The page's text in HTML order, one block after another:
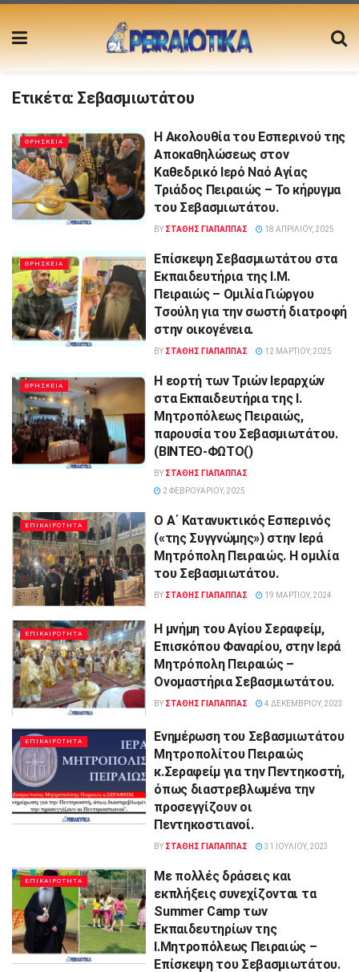
Ετικέτα: Σεβασμιωτάτου
ΘΡΗΣΚΕΙΑ
Η Ακολουθία του Εσπερινού της
Αποκαθηλώσεως στον
Καθεδρικό Ιερό Ναό Αγίας
Τριάδος Πειραιώς – Το κήρυγμα
του Σεβασμιωτάτου.
BY ΣΤΑΘΗΣ ΓΊΑΠΑΠΠΑΣ 18 ΑΠΡΙΛΊΟΥ, 2025
ΘΡΗΣΚΕΙΑ
Επίσκεψη Σεβασμιωτάτου στα
Εκπαιδευτήρια της Ι.Μ.
Πειραιώς – Ομιλία Γιώργου
Τσούλη για την σωστή διατροφή
στην οικογένεια.
BY ΣΤΑΘΗΣ ΓΊΑΠΑΠΠΑΣ 12 ΜΑΡΤΊΟΥ, 2025
ΘΡΗΣΚΕΙΑ
Η εορτή των Τριών Ιεραρχών
στα Εκπαιδευτήρια της Ι.
Μητροπόλεως Πειραιώς,
παρουσία του Σεβασμιωτάτου.
(ΒΙΝΤΕΟ-ΦΩΤΟ()
BY ΣΤΑΘΗΣ ΓΊΑΠΑΠΠΑΣ
2 ΦΕΒΡΟΥΑΡΊΟΥ, 2025
ΕΠΙΚΑΙΡΟΤΗΤΑ
Ο Α΄ Κατανυκτικός Εσπερινός
(«της Συγγνώμης») στην Ιερά
Μητρόπολη Πειραιώς. Η ομιλία
του Σεβασμιωτάτου.
BY ΣΤΑΘΗΣ ΓΊΑΠΑΠΠΑΣ 19 ΜΑΡΤΊΟΥ, 2024
ΕΠΙΚΑΙΡΟΤΗΤΑ
Η μνήμη του Αγίου Σεραφείμ,
Επισκόπου Φαναρίου, στην Ιερά
Μητρόπολη Πειραιώς –
Ονομαστήρια Σεβασμιωτάτου.
BY ΣΤΑΘΗΣ ΓΊΑΠΑΠΠΑΣ 4 ΔΕΚΕΜΒΡΊΟΥ, 2023
ΕΠΙΚΑΙΡΟΤΗΤΑ
Ενημέρωση του Σεβασμιωτάτου
Μητροπολίτου Πειραιώς
κ.Σεραφείμ για την Πεντηκοστή,
όπως διαστρεβλωμένα την
προσεγγίζουν οι
Πεντηκοστιανοί.
BY ΣΤΑΘΗΣ ΓΊΑΠΑΠΠΑΣ 31 ΙΟΥΛΊΟΥ, 2023
ΕΠΙΚΑΙΡΟΤΗΤΑ
Με πολλές δράσεις και
εκπλήξεις συνεχίζονται τα
Summer Camp των
Εκπαιδευτηρίων της
Ι.Μητροπόλεως Πειραιώς –
Επίσκεψη του Σεβασμιωτάτου.